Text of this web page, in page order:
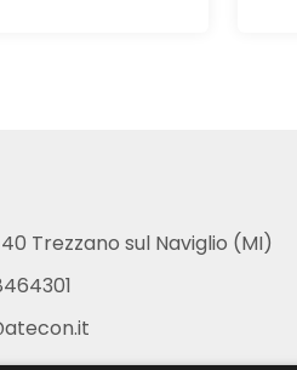
Trezzano sul Naviglio (MI)